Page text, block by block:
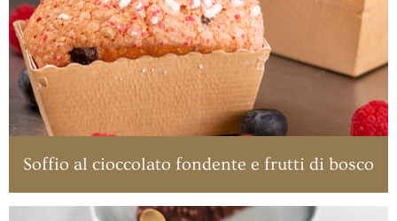
Soffio al cioccolato fondente e frutti di bosco